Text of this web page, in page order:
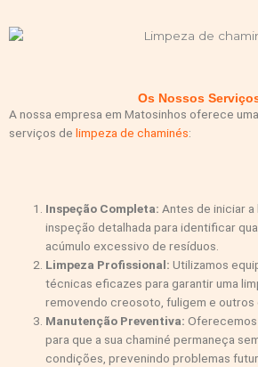
Os Nossos
A nossa empresa em Matosinhos oferece
serviços de limpeza de chaminés:
Inspeção Completa: Antes de iniciar a
inspeção detalhada para identificar
acúmulo excessivo de resíduos.
Limpeza Profissional:Utilizamos
técnicas eficazes para garantir uma
removendo creosoto, fuligem e outros
Manutenção Preventiva:Oferecemos
para que a sua chaminé permaneça
condições, prevenindo problemas